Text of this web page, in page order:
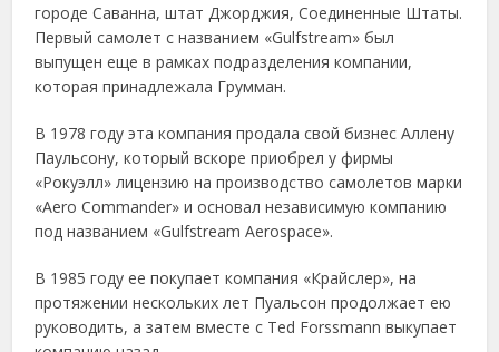
городе Саванна, штат Джорджия, Соединенные Штаты.
Первый самолет с названием «Gulfstream» был
выпущен еще в рамках подразделения компании,
которая принадлежала Грумман.
В 1978 году эта компания продала свой бизнес Аллену
Паульсону, который вскоре приобрел у фирмы
«Рокуэлл» лицензию на производство самолетов марки
«Aero Commander» и основал независимую компанию
под названием «Gulfstream Aerospace».
В 1985 году ее покупает компания «Крайслер», на
протяжении нескольких лет Пуальсон продолжает ею
руководить, а затем вместе с Ted Forssmann выкупает